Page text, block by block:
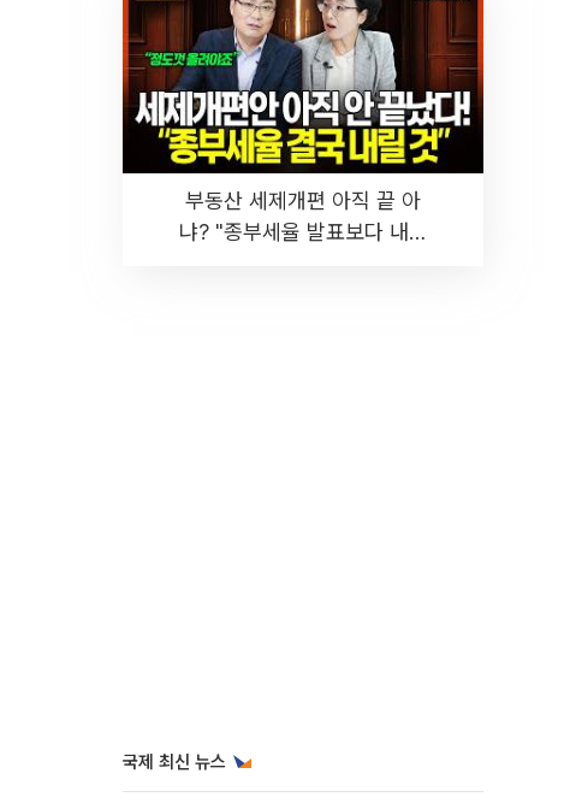
부동산 세제개편 아직 끝 아
냐? "종부세율 발표보다 내릴
국제 최신 뉴스